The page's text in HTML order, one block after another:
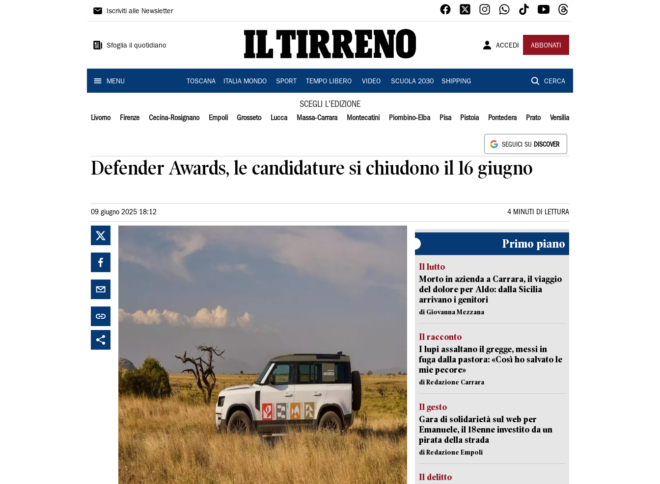
Il
Iscriviti alle Newsletter
Sfoglia il quotidiano ACCEDI ABBONATI
MENU TOSCANA ITALIA MONDO SPORT TEMPO LIBERO VIDEO SCUOLA 2030 SHIPPING CERCA
SCEGLI L'EDIZIONE
Livorno Firenze Cecina-Rosignano Empoli Grosseto Lucca Massa-Carrara Montecatini Piombino-Elba Pisa Pistoia Pontedera Prato Versilia
SEGUICI SU DISCOVER
Defender Awards, le candidature si chiudono il 16 giugno
09 giugno 2025 18:12 4 MINUTI DI LETTURA
Primo piano
Il lutto
Morto in azienda a Carrara, il viaggio
del dolore per Aldo: dalla Sicilia
arrivano i genitori
di Giovanna Mezzana
Il racconto
I lupi assaltano il gregge, messi in
fuga dalla pastora: «Così ho salvato le
mie pecore»
di Redazione Carrara
Il gesto
Gara di solidarietà sul web per
Emanuele, il 18enne investito da un
pirata della strada
di Redazione Empoli
Il delitto